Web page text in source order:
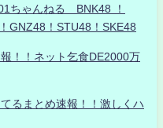
ちゃんねる BNK48 ！
GNZ48！STU48！SKE48
！！ネット乞食DE2000万
るまとめ速報！！激しくハ